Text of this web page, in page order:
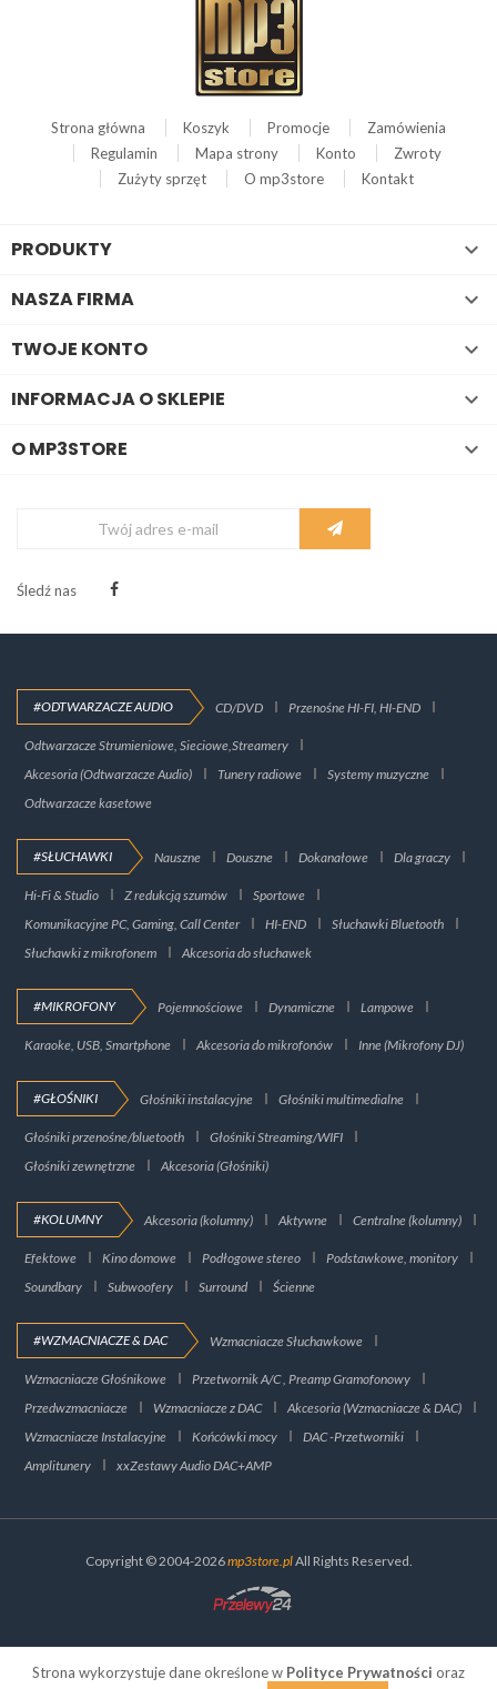
Strona główna Koszyk Promocje
Zamówienia
Regulamin
Mapa strony Konto
Zwroty
Zużyty sprzęt
O mp3store Kontakt
PRODUKTY 
NASZA FIRMA 
TWOJE KONTO 
INFORMACJA O SKLEPIE 
O MP3STORE 
Śledź nas
#ODTWARZACZE AUDIO CD/DVD Przenośne HI-FI, HI-END
Odtwarzacze Strumieniowe, Sieciowe,Streamery
Akcesoria (Odtwarzacze Audio)
Tunery radiowe
Systemy muzyczne
Odtwarzacze kasetowe
#SŁUCHAWKI Nauszne Douszne Dokanałowe Dla graczy
Hi-Fi & Studio Z redukcją szumów
Sportowe
Komunikacyjne PC, Gaming, Call Center
HI-END
Słuchawki Bluetooth
Słuchawki z mikrofonem
Akcesoria do słuchawek
#MIKROFONY Pojemnościowe Dynamiczne Lampowe
Karaoke, USB, Smartphone Akcesoria do mikrofonów Inne (Mikrofony DJ)
#GŁOŚNIKI Głośniki instalacyjne Głośniki multimedialne
Głośniki przenośne/bluetooth
Głośniki Streaming/WIFI
Głośniki zewnętrzne
Akcesoria (Głośniki)
#KOLUMNY Akcesoria (kolumny) Aktywne Centralne (kolumny)
Efektowe Kino domowe Podłogowe stereo
Podstawkowe, monitory
Soundbary
Subwoofery Surround Ścienne
#WZMACNIACZE & DAC Wzmacniacze Słuchawkowe
Wzmacniacze Głośnikowe
Przetwornik A/C , Preamp Gramofonowy
Przedwzmacniacze
Wzmacniacze z DAC
Akcesoria (Wzmacniacze & DAC)
Wzmacniacze Instalacyjne
Końcówki mocy
DAC -Przetworniki
Amplitunery
xxZestawy Audio DAC+AMP
Copyright © 2004-2026mp3store.plAll Rights Reserved.
Strona wykorzystuje dane określone w Polityce Prywatności oraz